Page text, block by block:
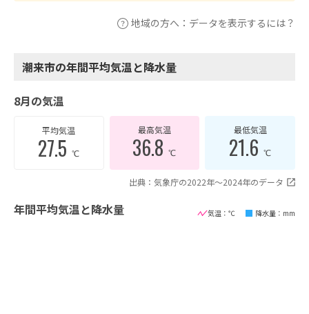
地域の方へ：データを表示するには？
潮来市の年間平均気温と降水量
8月の気温
平均気温
27.5℃
最高気温
36.8℃
最低気温
21.6℃
出典：気象庁の2022年〜2024年のデータ
年間平均気温と降水量 気温：℃ 降水量：mm